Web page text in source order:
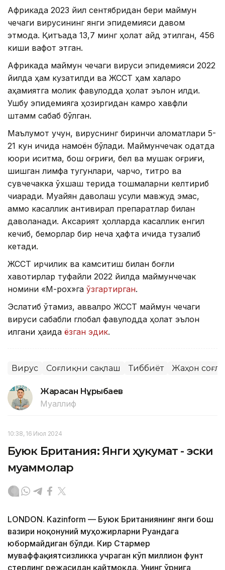
Африкада 2023 йил сентябридан бери маймун
чечаги вирусининг янги эпидемияси давом
этмоқда. Қитъада 13,7 минг ҳолат қайд этилган, 456
киши вафот этган.
Африкада маймун чечаги вируси эпидемияси 2022
йилда ҳам кузатилди ва ЖССТ ҳам халқаро
аҳамиятга молик фавқулодда ҳолат эълон қилди.
Ушбу эпидемияга ҳозиргидан камроқ хавфли
штамм сабаб бўлган.
Маълумот учун, вируснинг биринчи аломатлари 5-
21 кун ичида намоён бўлади. Маймунчечак одатда
юқори иситма, бош оғриғи, бел ва мушак оғриғи,
шишган лимфа тугунлари, чарчоқ, титроқ ва
сувчечакка ўхшаш терида тошмаларни келтириб
чиқаради. Муайян даволаш усули мавжуд эмас,
аммо касаллик антивирал препаратлар билан
даволанади. Аксарият ҳолларда касаллик енгил
кечиб, беморлар бир неча ҳафта ичида тузалиб
кетади.
ЖССТ ирқчилик ва камситиш билан боғлиқ
хавотирлар туфайли 2022 йилда маймунчечак
номини «М-pox»га ўзгартирган.
Эслатиб ўтамиз, аввалроқ ЖССТ маймун чечаги
вируси сабабли глобал фавқулодда ҳолат эълон
қилгани ҳақида ёзган эдик.
Вирус Соғлиқни сақлаш Тиббиёт Жаҳон
Жарасқан Нұрыбаев
Муаллиф
10:38, 16 Июл 2024
Буюк Британия: Янги ҳукумат - эски
муаммолар
LONDON. Kazinform — Буюк Британиянинг янги бош
вазири ноқонуний муҳожирларни Руандага
юбормайдиган бўлди. Кир Стармер
муваффақиятсизликка учраган кўп миллион фунт
стерлинг режасидан қайтмоқда. Унинг ўрнига